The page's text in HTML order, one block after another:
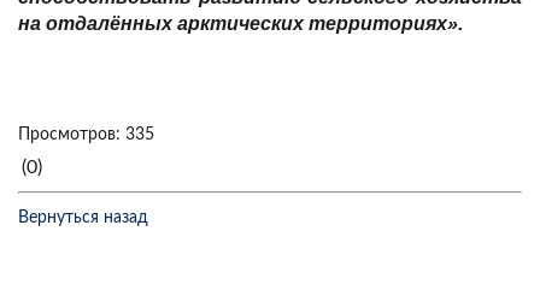
на отдалённых арктических территориях».
Просмотров: 335
(0)
Вернуться назад